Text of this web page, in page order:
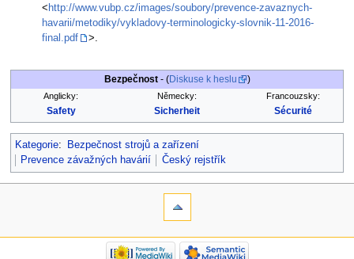
< http://www.vubp.cz/images/soubory/prevence-zavaznych-
havarii/metodiky/vykladovy-terminologicky-slovnik-11-2016-
final.pdf
>.
Bezpečnost- (Diskuse k heslu )
Anglicky: Německy: Francouzsky:
Safety Sicherheit Sécurité
Kategorie:
Bezpečnost strojů a zařízení
Prevence závažných havárií
Český rejstřík